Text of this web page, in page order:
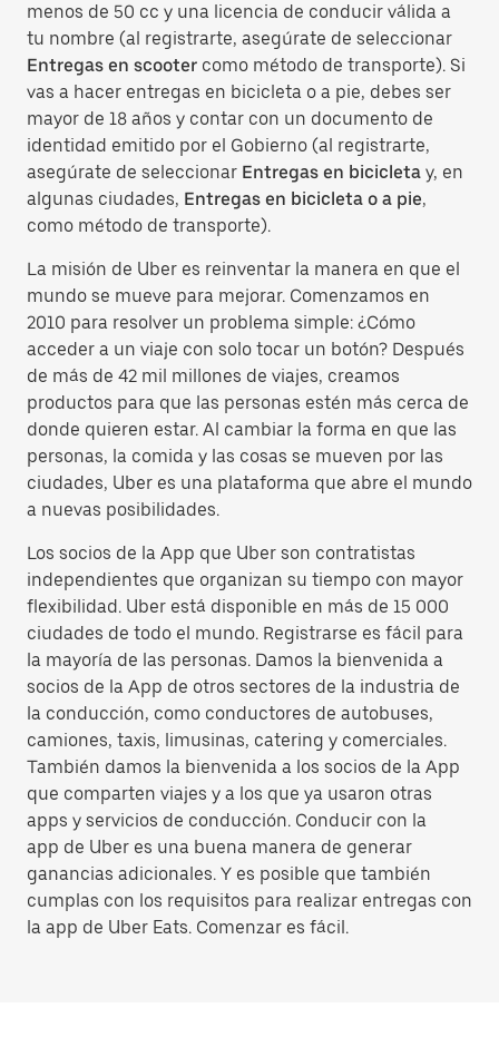
menos de 50 cc y una licencia de conducir válida a
tu nombre (al registrarte, asegúrate de seleccionar
Entregas en scooter como método de transporte). Si
vas a hacer entregas en bicicleta o a pie, debes ser
mayor de 18 años y contar con un documento de
identidad emitido por el Gobierno (al registrarte,
asegúrate de seleccionar Entregas en bicicleta y, en
algunas ciudades, Entregas en bicicleta o a pie,
como método de transporte).
La misión de Uber es reinventar la manera en que el
mundo se mueve para mejorar. Comenzamos en
2010 para resolver un problema simple: ¿Cómo
acceder a un viaje con solo tocar un botón? Después
de más de 42 mil millones de viajes, creamos
productos para que las personas estén más cerca de
donde quieren estar. Al cambiar la forma en que las
personas, la comida y las cosas se mueven por las
ciudades, Uber es una plataforma que abre el mundo
a nuevas posibilidades.
Los socios de la App que Uber son contratistas
independientes que organizan su tiempo con mayor
flexibilidad. Uber está disponible en más de 15 000
ciudades de todo el mundo. Registrarse es fácil para
la mayoría de las personas. Damos la bienvenida a
socios de la App de otros sectores de la industria de
la conducción, como conductores de autobuses,
camiones, taxis, limusinas, catering y comerciales.
También damos la bienvenida a los socios de la App
que comparten viajes y a los que ya usaron otras
apps y servicios de conducción. Conducir con la
app de Uber es una buena manera de generar
ganancias adicionales. Y es posible que también
cumplas con los requisitos para realizar entregas con
la app de Uber Eats. Comenzar es fácil.